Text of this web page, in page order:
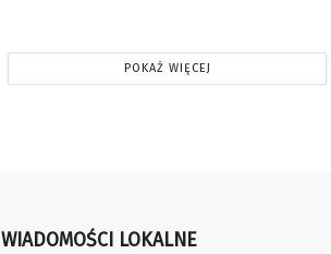
POKAŻ WIĘCEJ
WIADOMOŚCI LOKALNE